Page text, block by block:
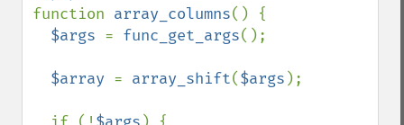
function array_columns() {
$args = func_get_args();
$array = array_shift($args );